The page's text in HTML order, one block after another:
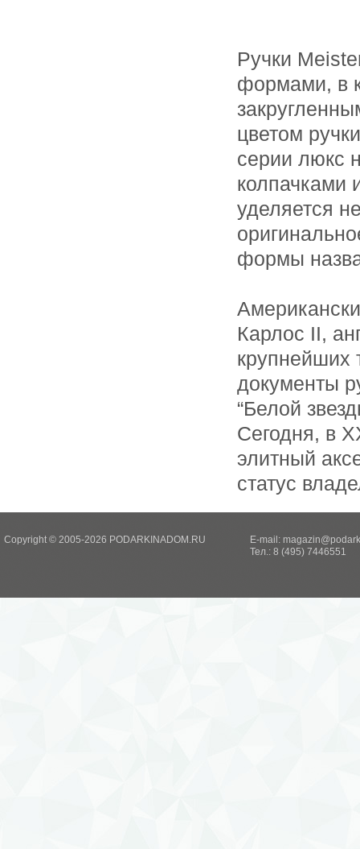
Ручки
формами, в
цветом
серии люкс
колпачками
уделяется
формы
Карлос II,
крупнейших
документы
“Белой
Сегодня, в
элитный
статус
Copyright © 2005-2026 PODARKINADOM.RU E-mail:
Тел.: 8 (495) 7446551